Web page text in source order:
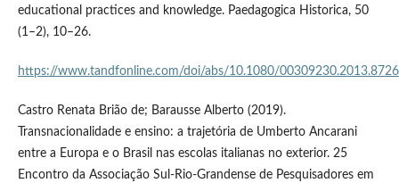
educational practices and knowledge. Paedagogica Historica, 50
(1–2), 10–26.
https://www.tandfonline.com/doi/abs/10.1080/
Castro Renata Brião de; Barausse Alberto (2019).
Transnacionalidade e ensino: a trajetória de Umberto Ancarani
entre a Europa e o Brasil nas escolas italianas no exterior. 25
Encontro da Associação Sul-Rio-Grandense de Pesquisadores em